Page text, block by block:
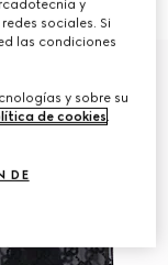
y
sociales. Si
las condiciones
y sobre su
de cookies
DE